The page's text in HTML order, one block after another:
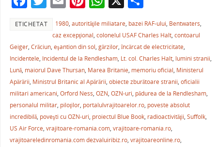
k
c
e
b
o
o
k
w
itt
er
m
ai
l
nt
er
e
st
h
at
s
A
p
p
ar
ta
je
a
ză
ETICHETAT 1980,autorităţile miliatare, bazei RAF-ului, Bentwaters,
caz excepţional,colonelul USAF Charles Halt,contoarul
Geiger, Crăciun, eşantion din sol, gărzilor, încărcat de electricitate,
Incidentele, Incidentul de la Rendlesham, Lt. col. Charles Halt, lumini stranii,
Lună, maiorul Dave Thursan, Marea Britanie, memoriu oficial, Ministerul
Apărării, Ministrul Britanic al Apărării, obiecte zburătoare stranii, oficialii
militari americani, Orford Ness, OZN, OZN-uri, pădurea de la Rendlesham,
personalul militar, piloţilor, portalulvrajitoarelor.ro, poveste absolut
incredibilă, poveşti cu OZN-uri, proiectul Blue Book, radioactivităţii, Suffolk,
US Air Force, vrajitoare-romania.com, vrajitoare-romania.ro,
vrajitoareledinromania.com dezvaluiribiz.ro, vrajitoareonline.ro,